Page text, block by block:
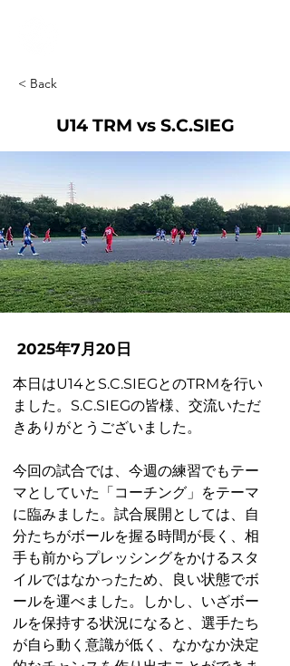
< Back
U14 TRM vs S.C.SIEG
2025年7月20日
本日はU14と S.C.SIEGとのTRMを行い
ました。 S.C.SIEGの皆様、交流いただ
きありがとうございました。
今回の試合では、今週の練習でもテー
マとしていた「コーチング」をテーマ
に臨みました。試合展開としては、自
分たちがボールを握る時間が長く、相
手も前からプレッシングをかけるスタ
イルではなかったため、良い状態でボ
ールを運べました。しかし、いざボー
ルを保持する状況になると、選手たち
が自ら動く意識が低く、なかなか決定